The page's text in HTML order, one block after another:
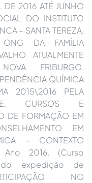
DE 2016 ATÉ JUNHO
DO INSTITUTO
– SANTA TEREZA,
DA FAMÍLIA
ATUALMENTE
FRIBURGO.
QUÍMICA
2015\2016 PELA
CURSOS E
DE FORMAÇÃO EM
EM
– CONTEXTO
2016. (Curso
expedição de
NO